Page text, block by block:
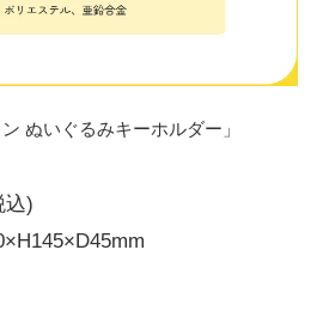
ぬいぐるみキーホルダー」
込)